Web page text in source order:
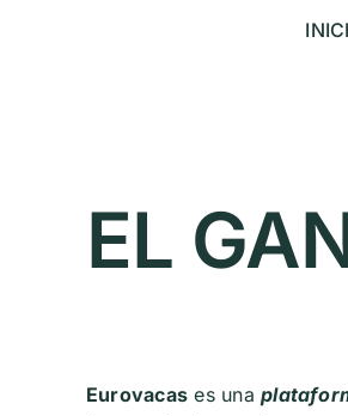
EL
Eurovacas es una